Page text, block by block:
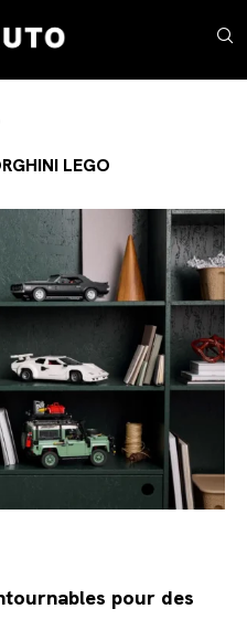
LEGO
pour des